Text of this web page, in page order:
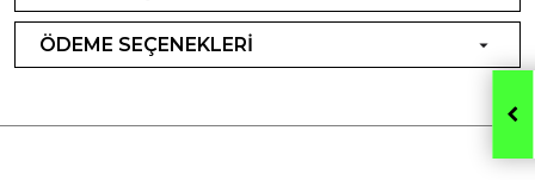
ÖDEME SEÇENEKLERİ